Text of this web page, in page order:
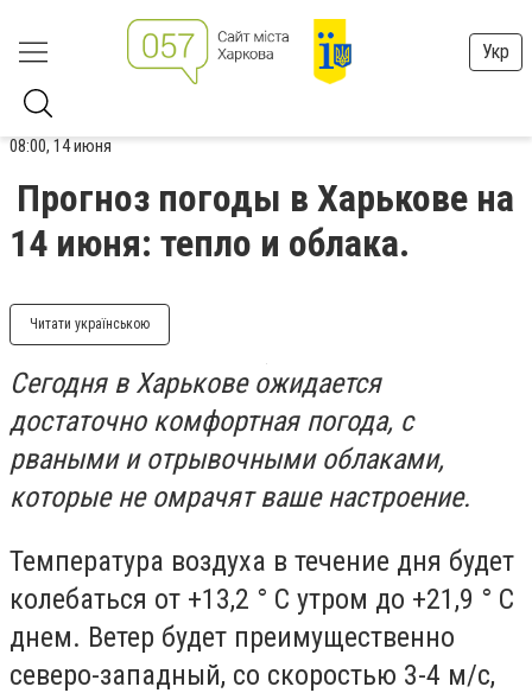
Укр
08:00, 14 июня
Прогноз погоды в Харькове на
14 июня: тепло и облака.
Читати українською
Сегодня в Харькове ожидается
достаточно комфортная погода, с
рваными и отрывочными облаками,
которые не омрачят ваше настроение.
Температура воздуха в течение дня будет
колебаться от +13,2 ° С утром до +21,9 ° С
днем. Ветер будет преимущественно
северо-западный, со скоростью 3-4 м/с,